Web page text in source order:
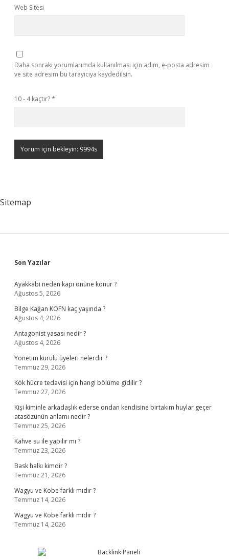
Web Sitesi
Daha sonraki yorumlarımda kullanılması için adım, e-posta adresim
ve site adresim bu tarayıcıya kaydedilsin.
10 - 4 kaçtır?*
Sitemap
Sidebar
Son Yazılar
Ayakkabı neden kapı önüne konur ?
Ağustos 5, 2026
Bilge Kağan KÖFN kaç yaşında ?
Ağustos 4, 2026
Antagonist yasası nedir ?
Ağustos 4, 2026
Yönetim kurulu üyeleri nelerdir ?
Temmuz 29, 2026
Kök hücre tedavisi için hangi bölüme gidilir ?
Temmuz 27, 2026
Kişi kiminle arkadaşlık ederse ondan kendisine birtakım huylar geçer
atasözünün anlamı nedir ?
Temmuz 25, 2026
Kahve su ile yapılır mı ?
Temmuz 23, 2026
Bask halkı kimdir ?
Temmuz 21, 2026
Wagyu ve Kobe farklı mıdır ?
Temmuz 14, 2026
Wagyu ve Kobe farklı mıdır ?
Temmuz 14, 2026